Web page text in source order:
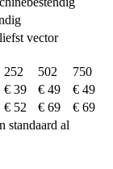
vector
252 502
750
€ 39 € 49
€ 49
€ 52 € 69
€ 69
standaard al